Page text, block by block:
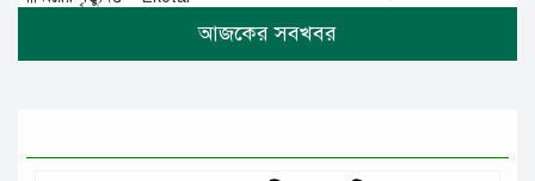
টানা বৃষ্টিতে টাঙ্গাইলে বিপর্যস্ত জনজীবন
এখন টাঙ্গাইলে